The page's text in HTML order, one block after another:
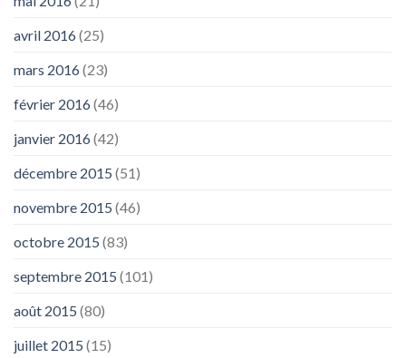
avril 2016(25)
mars 2016(23)
février 2016(46)
janvier 2016(42)
décembre 2015 (51)
novembre 2015 (46)
octobre 2015 (83)
septembre 2015 (101)
août 2015 (80)
juillet 2015 (15)